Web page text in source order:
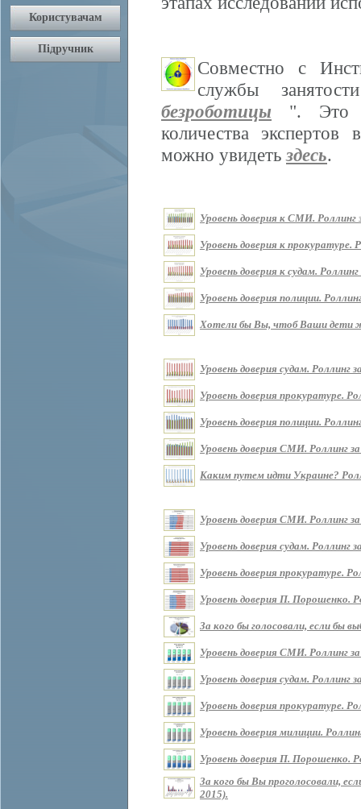
Совместно с
службы
безроботицы ". Это
количества
можно увидетьздесь.
Уровень доверия к СМИ. Роллинг
Уровень доверия к прокуратуре.
Уровень доверия к судам.
Уровень доверия полиции.
Хотели бы Вы, чтоб Ваши дети
Уровень доверия судам. Роллинг
Уровень доверия прокуратуре.
Уровень доверия полиции.
Уровень доверия СМИ. Роллинг
Каким путем идти Украине?
Уровень доверия СМИ. Роллинг
Уровень доверия судам. Роллинг
Уровень доверия прокуратуре.
Уровень доверия П. Порошенко.
За кого бы голосовали, если бы
Уровень доверия СМИ. Роллинг
Уровень доверия судам. Роллинг
Уровень доверия прокуратуре.
Уровень доверия милиции.
Уровень доверия П. Порошенко.
За кого бы Вы проголосовали,
2015).